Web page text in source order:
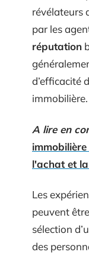
révélateurs
par les
réputation
d’efficacité
immobilière.
A lire en
l'achat et
Les
peuvent
sélection
des